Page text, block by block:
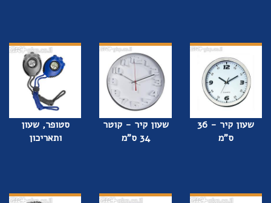
שעון קיר - 36
ס"מ
שעון קיר - קוטר
34 ס"מ
סטופר, שעון
ותאריכון